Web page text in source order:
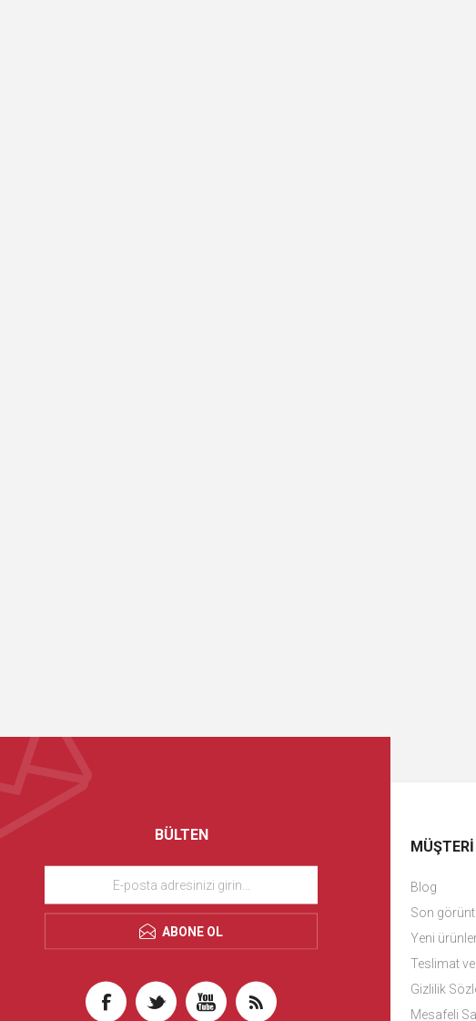
BÜLTEN
ABONE OL
Blog
Son
Yeni
Teslimat
Gizlilik
Mesafeli